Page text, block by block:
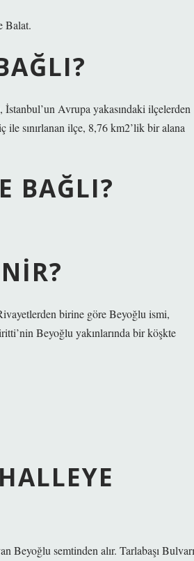
Balat.
Avrupa yakasındaki ilçelerden
ile sınırlanan ilçe, 8,76 km2’lik bir alana
BAĞLI?
birine göre Beyoğlu ismi,
Beyoğlu yakınlarında bir köşkte
Beyoğlu semtinden alır. Tarlabaşı Bulvarı